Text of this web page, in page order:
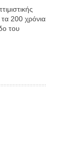
200 χρόνια
του